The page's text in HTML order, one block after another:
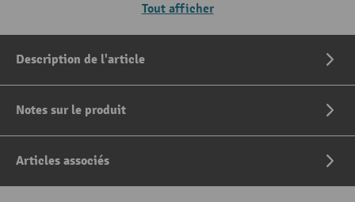
Tout afficher
Description de l'article
Notes sur le produit
Articles associés